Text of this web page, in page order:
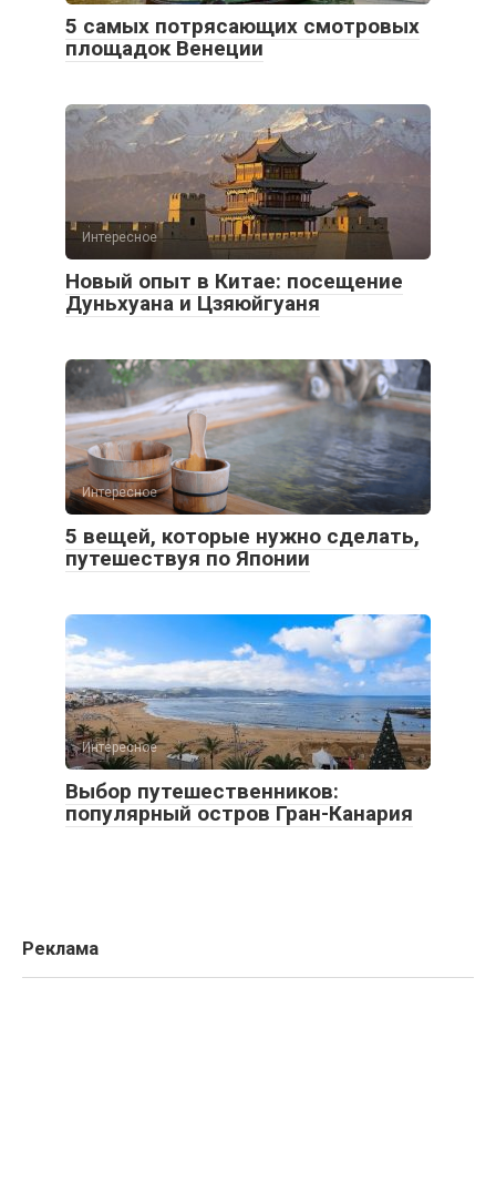
5 самых потрясающих смотровых
площадок Венеции
Интересное
Новый опыт в Китае: посещение
Дуньхуана и Цзяюйгуаня
Интересное
5 вещей, которые нужно сделать,
путешествуя по Японии
Интересное
Выбор путешественников:
популярный остров Гран-Канария
Реклама